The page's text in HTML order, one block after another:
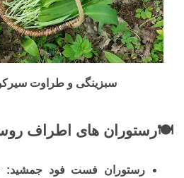
سبزینگی و طراوت
🍽️رستوران های اطراف
رستوران فست فود جمشید: